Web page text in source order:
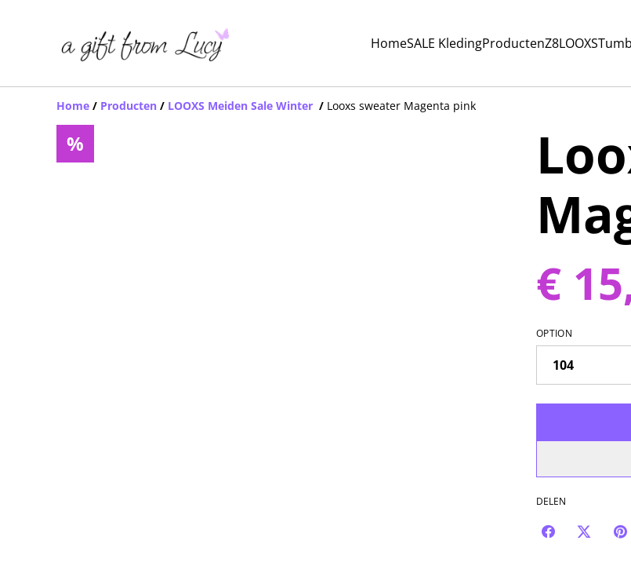
HomeSALE KledingProductenZ8LOOXS
Home / Producten / LOOXS Meiden Sale Winter / Looxs sweater Magenta pink
%
€
OPTION
DELEN